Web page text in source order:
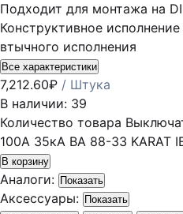
Подходит для монтажа на
Конструктивное исполнение
втычного исполнения
Все характеристики
7,212.60₽ / Штука
В наличии: 39
Количество товара
100А 35кА ВА 88-33 KARAT
В корзину
Аналоги: Показать
Аксессуары: Показать